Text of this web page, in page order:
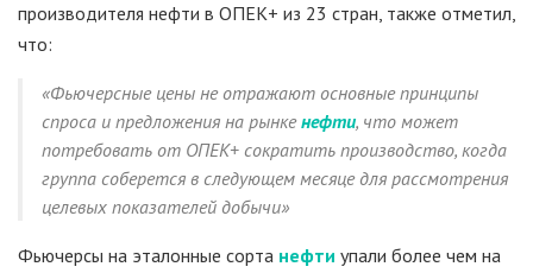
производителя нефти в ОПЕК+ из 23 стран, также отметил,
что:
«Фьючерсные цены не отражают основные принципы
спроса и предложения на рынкенефти, что может
потребовать от ОПЕК+ сократить производство, когда
группа соберется в следующем месяце для рассмотрения
целевых показателей добычи»
Фьючерсы на эталонные сорта нефти упали более чем на